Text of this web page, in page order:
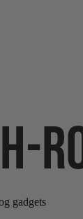
gadgets